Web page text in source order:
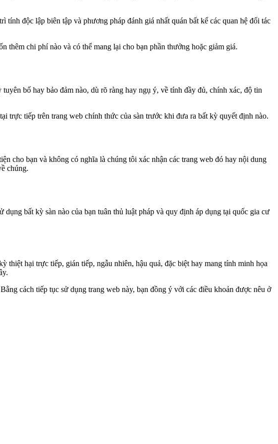
độc lập biên tập và phương pháp đánh giá nhất quán bất kể các quan hệ đối tác
chi phí nào và có thể mang lại cho bạn phần thưởng hoặc giảm giá.
bố hay bảo đảm nào, dù rõ ràng hay ngụ ý, về tính đầy đủ, chính xác, độ tin
trực tiếp trên trang web chính thức của sàn trước khi đưa ra bất kỳ quyết định nào.
cho bạn và không có nghĩa là chúng tôi xác nhận các trang web đó hay nội dung
chúng.
bất kỳ sàn nào của bạn tuân thủ luật pháp và quy định áp dụng tại quốc gia cư
hại trực tiếp, gián tiếp, ngẫu nhiên, hậu quả, đặc biệt hay mang tính minh họa
cách tiếp tục sử dụng trang web này, bạn đồng ý với các điều khoản được nêu ở